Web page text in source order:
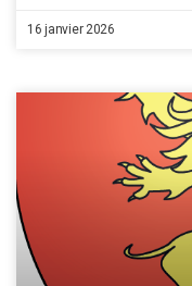
16 janvier 2026